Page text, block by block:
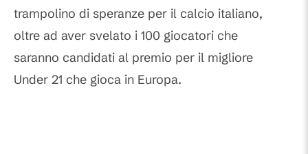
trampolino di speranze per il calcio italiano,
oltre ad aver svelato i 100 giocatori che
saranno candidati al premio per il migliore
Under 21 che gioca in Europa.